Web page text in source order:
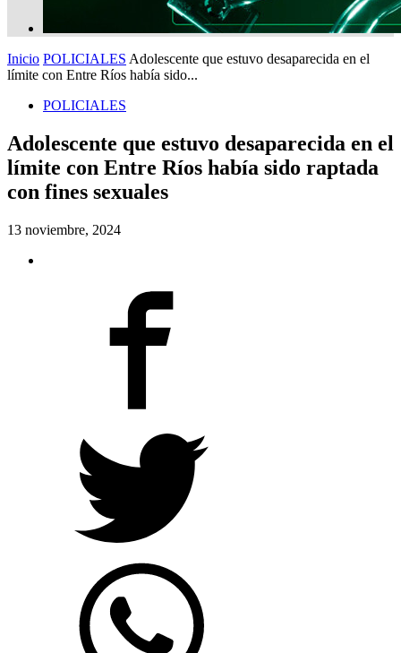
Inicio POLICIALES Adolescente que estuvo desaparecida en el
límite con Entre Ríos había sido...
POLICIALES
Adolescente que estuvo desaparecida en el
límite con Entre Ríos había sido raptada
con fines sexuales
13 noviembre, 2024